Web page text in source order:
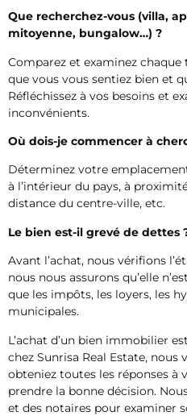
Que recherchez-vous (villa,
mitoyenne, bungalow…) ?
Comparez et examinez
que vous vous sentiez bien et
Réfléchissez à vos besoins et
inconvénients.
Où dois-je commencer à
Déterminez votre
à l’intérieur du pays, à
distance du centre-ville, etc.
Le bien est-il grevé de dettes
Avant l’achat, nous vérifions
nous nous assurons qu’elle
que les impôts, les loyers, les
municipales.
L’achat d’un bien immobilier
chez Sunrisa Real Estate, nous
obteniez toutes les réponses à
prendre la bonne décision.
et des notaires pour examiner